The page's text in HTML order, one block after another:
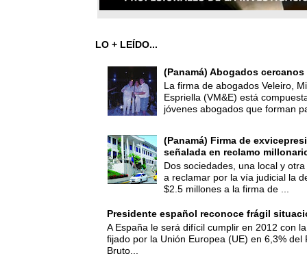
LO + LEÍDO...
(Panamá) Abogados
La firma de abogados Veleiro,
Espriella (VM&E) está
jóvenes abogados que forman
(Panamá) Firma de
señalada en reclamo
Dos sociedades, una local y
a reclamar por la vía judicial la
$2.5 millones a la firma de ...
Presidente español reconoce frágil
A España le será difícil cumplir en 2012 con
fijado por la Unión Europea (UE) en 6,3% del
Bruto...